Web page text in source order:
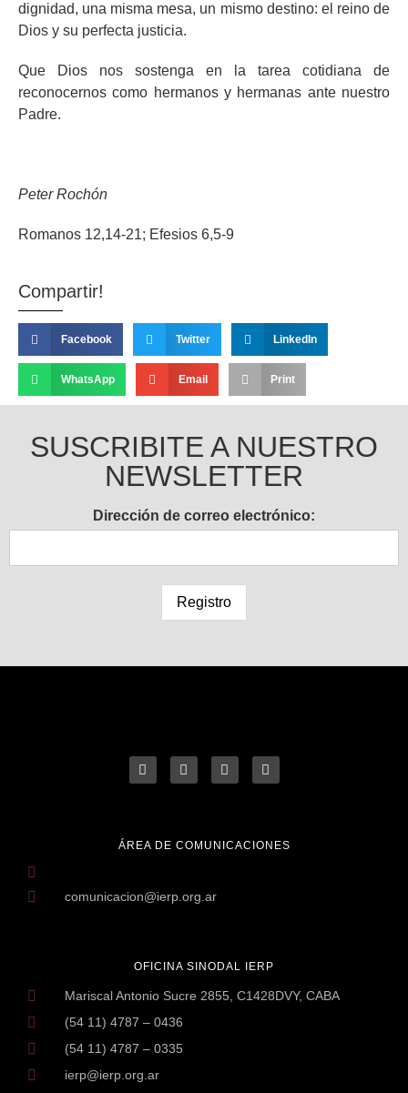
dignidad, una misma mesa, un mismo destino: el reino de
Dios y su perfecta justicia.
Que Dios nos sostenga en la tarea cotidiana de
reconocernos como hermanos y hermanas ante nuestro
Padre.
Peter Rochón
Romanos 12,14-21; Efesios 6,5-9
Compartir!
Facebook Twitter LinkedIn
WhatsApp Email Print
SUSCRIBITE A NUESTRO
NEWSLETTER
Dirección de correo electrónico:
OFICINA SINODAL IERP
Mariscal Antonio Sucre 2855, C1428DVY, CABA
(54 11) 4787 – 0436
(54 11) 4787 – 0335
ierp@ierp.org.ar
ÁREA DE COMUNICACIONES
comunicacion@ierp.org.ar